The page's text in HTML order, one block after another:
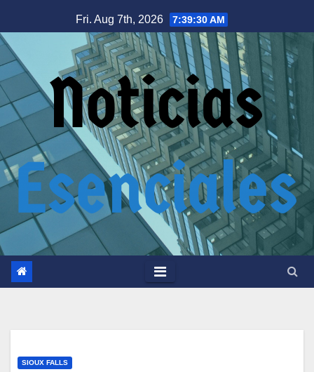
to
content
Fri. Aug 7th, 2026 7:39:31 AM
SIOUX FALLS